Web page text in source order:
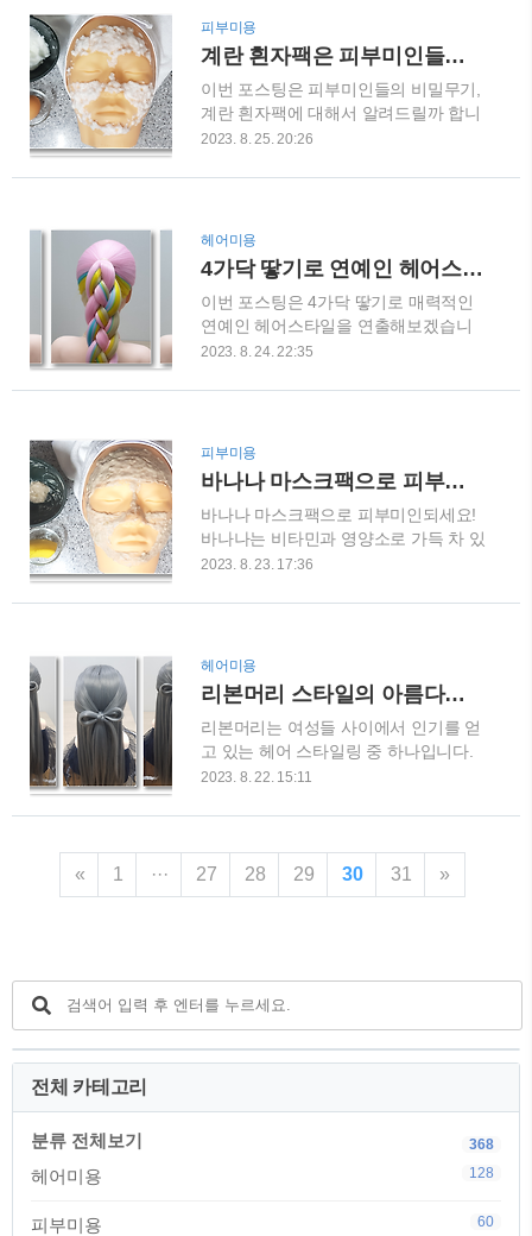
려드리겠습니다. 에스파 닝닝 머리 땋기
- 따라 해보세요. 1) 상단 중앙 머리카락
을 골라 한 다발을 만듭니다. 2) 머리 다
발을 3..
로그 글에서는 녹차 마스크팩의 효과와
장점을 자세히 알아보고, 환절기에 피부
관리에 어떻게 활용할 수 있는지 소개하
겠습니다. 녹차 마스크팩 사용 방법 1.
재료 녹차, 밀가루, 볼, 팩붓 2. 사용 방
법 1) 작은 그릇에 1-2스푼의 녹차 가루
가는 피해야 합니다. 5) 약 10~15분 정
도 유지합니다. 6) 미온수로 부드럽게
세안 후 적절한 보습 크림을 발라줍니
다..
피부미용
계란 흰자팩은 피부미인들의 비밀 무기
이번 포스팅은 피부미인들의 비밀무기,
계란 흰자팩에 대해서 알려드릴까 합니
다. 계란 흰자팩은 피부의 모공을 좁히
하고 피부에 끈적임을 줄이는데 효과적
만들어주는 성분을 함유하고 있어 주름
을 완화시키고 피부 탄력이 개선하는데
탁월합니다. 이번 포스팅에서는 계란 흰
자팩의 장점과 사용법, 그리고 간단한
뷰티 팁을 알아보겠습니다. 계란 흰자팩
사용법 준비물 계란 흰자, 밀가루, 볼,
주세요. 3) 흰자를 그릇에 담고 거품이
생길 때까지 저어줍니다. 4) 흰자를 얼
굴에 골고루 발라줍니다. 5) 약 10~15분
정도 지나면 미..
2023. 8. 25. 20:26
헤어미용
4가닥 땋기로 연예인 헤어스타일 연출하기
이번 포스팅은 4가닥 땋기로 매력적인
연예인 헤어스타일을 연출해보겠습니
다. 4가닥 땋기는 헤어스타일링의 다양
나입니다. 이번 포스팅에서는 4가닥 땋
과, 다양한 스타일링 방법, 초보자를 위
한 가이드 등을 알려드리겠습니다. 또
한, 고전적인 펜싱 땋기의 현대적인 해
석도 해보도록 하겠습니다. 직접 촬영한
사진과 함께 단계별 가이드도 함께 하면
서 4가닥 땋기로 선보이는 세련된 헤어
타내는 아주 중요한 부분입니다. 4가닥
땋기는 단순한 헤어스타일링을 넘어서,
각자 개인의 독특한 개성과 감성을 표현
하는 수단으로 활용되기도 합니다. 여기
서 ..
2023. 8. 24. 22:35
피부미용
바나나 마스크팩으로 피부미인 되세요
바나나 마스크팩으로 피부미인되세요!
바나나는 비타민과 영양소로 가득 차 있
어 피부 건강에 많은 영양을 제공합니
의 사용방법부터 피부에 미치는 영향까
스크팩이 피부에 미치는 영향 집 주변
마트만 가도 누구나 쉽게 접할 수 있는
바나나는 급할 때 한끼 식사 대용으로만
생각하는 과일로만 생각하기 쉬운데요.
이 노란색의 열대 과일은 피부에 놀라운
효과가 있습니다. 특히, 풍부한 영양소
로서의 바나나 마스크팩, 오늘밤이라도
자기전에 해보면 바로 피부 개선 효과를
2023. 8. 23. 17:36
헤어미용
리본머리 스타일의 아름다움과 매력
리본머리는 여성들 사이에서 인기를 얻
고 있는 헤어 스타일링 중 하나입니다.
이 글에서는 리본머리의 아름다움과 매
트렌드를 알려드립니다. 섬세한 아이템
연출할 수 있는지 자세히 알아보세요.
이를 통해 당신만의 독특한 분위기를 표
얼한 데일리 룩에서부터 우아하고 세련
된 정장 스타일까지, 리본머리 하나로도
다양한 분위기를 표현할 수 있습니다.
리본머리의 선택과 스타일링에 따라 다
2023. 8. 22. 15:11
« 1 ··· 27 28 29 30 31 »
전체 카테고리
분류 전체보기 368
헤어미용 128
피부미용 60